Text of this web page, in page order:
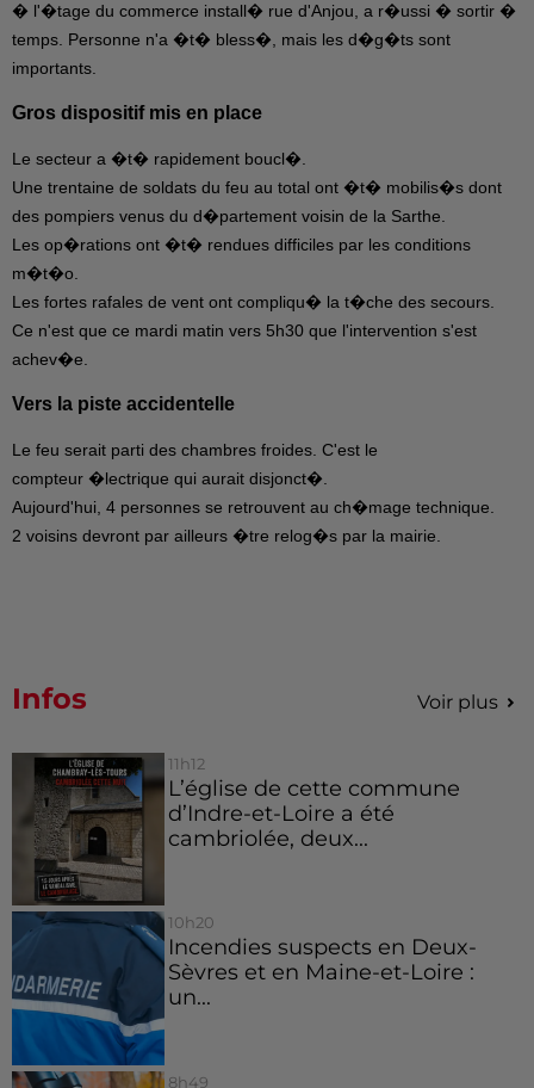
� l'�tage du commerce install� rue d'Anjou, a r�ussi � sortir �
temps. Personne n'a �t� bless�, mais les d�g�ts sont
importants.
Gros dispositif mis en place
Le secteur a �t� rapidement boucl�.
Une trentaine de soldats du feu au total ont �t� mobilis�s dont
des pompiers venus du d�partement voisin de la Sarthe.
Les op�rations ont �t� rendues difficiles par les conditions
m�t�o.
Les fortes rafales de vent ont compliqu� la t�che des secours.
Ce n'est que ce mardi matin vers 5h30 que l'intervention s'est
achev�e.
Vers la piste accidentelle
Le feu serait parti des chambres froides. C'est le
compteur �lectrique qui aurait disjonct�.
Aujourd'hui, 4 personnes se retrouvent au ch�mage technique.
2 voisins devront par ailleurs �tre relog�s par la mairie.
Infos Voir plus
11h12
L’église de cette commune
d’Indre-et-Loire a été
cambriolée, deux...
10h20
Incendies suspects en Deux-
Sèvres et en Maine-et-Loire :
un...
8h49